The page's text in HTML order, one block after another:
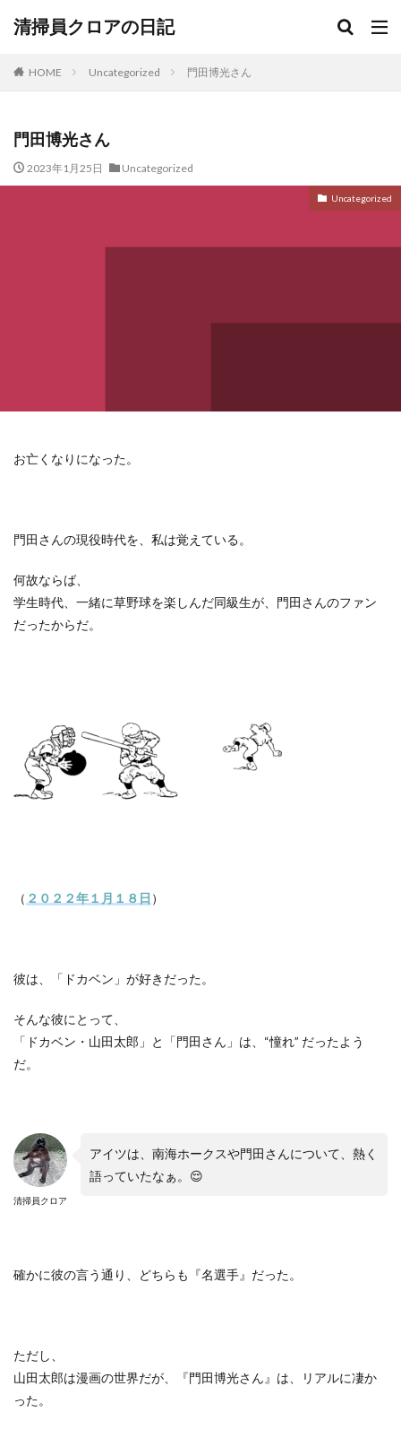
清掃員クロアの日記
HOME Uncategorized 門田博光さん
門田博光さん
2023年1月25日 Uncategorized
Uncategorized
お亡くなりになった。
門田さんの現役時代を、私は覚えている。
何故ならば、
学生時代、一緒に草野球を楽しんだ同級生が、門田さんのファン
だったからだ。
（ ２０２２年１月１８日 ）
彼は、「ドカベン」が好きだった。
そんな彼にとって、
「ドカベン・山田太郎」と「門田さん」は、 “憧れ” だったよう
だ。
清掃員クロア
アイツは、南海ホークスや門田さんについて、熱く
語っていたなぁ。 😌
確かに彼の言う通り、どちらも『名選手』だった。
ただし、
山田太郎は漫画の世界だが、『門田博光さん』は、リアルに凄か
った。